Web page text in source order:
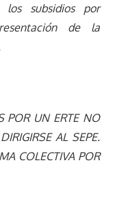
subsidios por
de la
POR UN ERTE NO
AL SEPE.
COLECTIVA POR